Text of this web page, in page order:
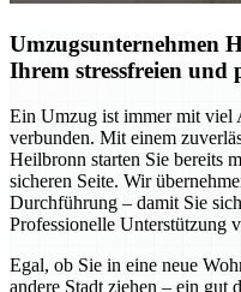
Umzugsunternehmen
Ihrem stressfreien und
Ein Umzug ist immer mit viel
verbunden. Mit einem
Heilbronn starten Sie bereits
sicheren Seite. Wir
Durchführung – damit Sie
Professionelle Unterstützung
Egal, ob Sie in eine neue
andere Stadt ziehen – ein gut